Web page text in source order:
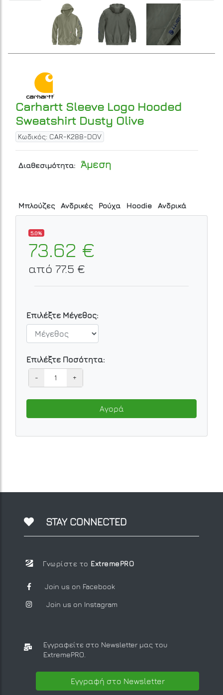
Carhartt Sleeve Logo Hooded
Sweatshirt Dusty Olive
Κωδικός: CAR-K288-DOV
Διαθεσιμότητα: Άμεση
Μπλούζες Ανδρικές Ρούχα Hoodie Ανδρικά
5.0%
73.62 €
από 77.5 €
Επιλέξτε Μέγεθος:
Επιλέξτε Ποσότητα:
- +
Αγορά
STAY CONNECTED
Γνωρίστε το ExtremePRO
Join us on Facebook
Join us on Instagram
Εγγραφείτε στο Newsletter μας του
ExtremePRO.
Εγγραφή στο Newsletter